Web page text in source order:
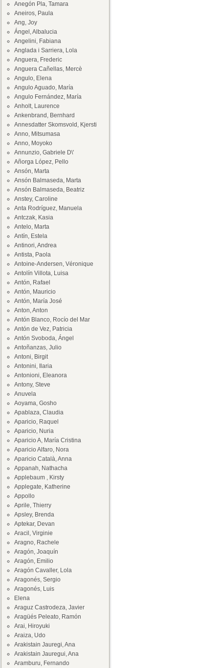
Anegón Pla, Tamara
Aneiros, Paula
Ang, Joy
Ángel, Albalucia
Angelini, Fabiana
Anglada i Sarriera, Lola
Anguera, Frederic
Anguera Cañellas, Mercè
Angulo, Elena
Angulo Aguado, María
Angulo Fernández, María
Anholt, Laurence
Ankenbrand, Bernhard
Annesdatter Skomsvold, Kjersti
Anno, Mitsumasa
Anno, Moyoko
Annunzio, Gabriele D\'
Añorga López, Pello
Ansón, Marta
Ansón Balmaseda, Marta
Ansón Balmaseda, Beatriz
Anstey, Caroline
Anta Rodríguez, Manuela
Antczak, Kasia
Antelo, Marta
Antín, Estela
Antinori, Andrea
Antista, Paola
Antoine-Andersen, Véronique
Antolín Villota, Luisa
Antón, Rafael
Antón, Mauricio
Antón, María José
Anton, Anton
Antón Blanco, Rocío del Mar
Antón de Vez, Patricia
Antón Svoboda, Ángel
Antoñanzas, Julio
Antoni, Birgit
Antonini, Ilaria
Antonioni, Eleanora
Antony, Steve
Anuvela
Aoyama, Gosho
Apablaza, Claudia
Aparicio, Raquel
Aparicio, Nuria
Aparicio A, María Cristina
Aparicio Alfaro, Nora
Aparicio Català, Anna
Appanah, Nathacha
Applebaum , Kirsty
Applegate, Katherine
Appollo
Aprile, Thierry
Apsley, Brenda
Aptekar, Devan
Aracil, Virginie
Aragno, Rachele
Aragón, Joaquín
Aragón, Emilio
Aragón Cavaller, Lola
Aragonés, Sergio
Aragonés, Luis
Elena
Araguz Castrodeza, Javier
Aragüés Peleato, Ramón
Arai, Hiroyuki
Araiza, Udo
Arakistain Jauregi, Ana
Arakistain Jauregui, Ana
Aramburu, Fernando